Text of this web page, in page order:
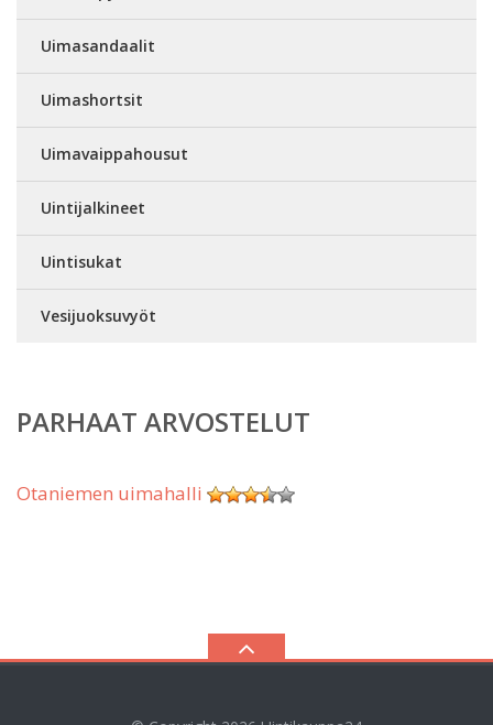
Uimasandaalit
Uimashortsit
Uimavaippahousut
Uintijalkineet
Uintisukat
Vesijuoksuvyöt
PARHAAT ARVOSTELUT
Otaniemen uimahalli